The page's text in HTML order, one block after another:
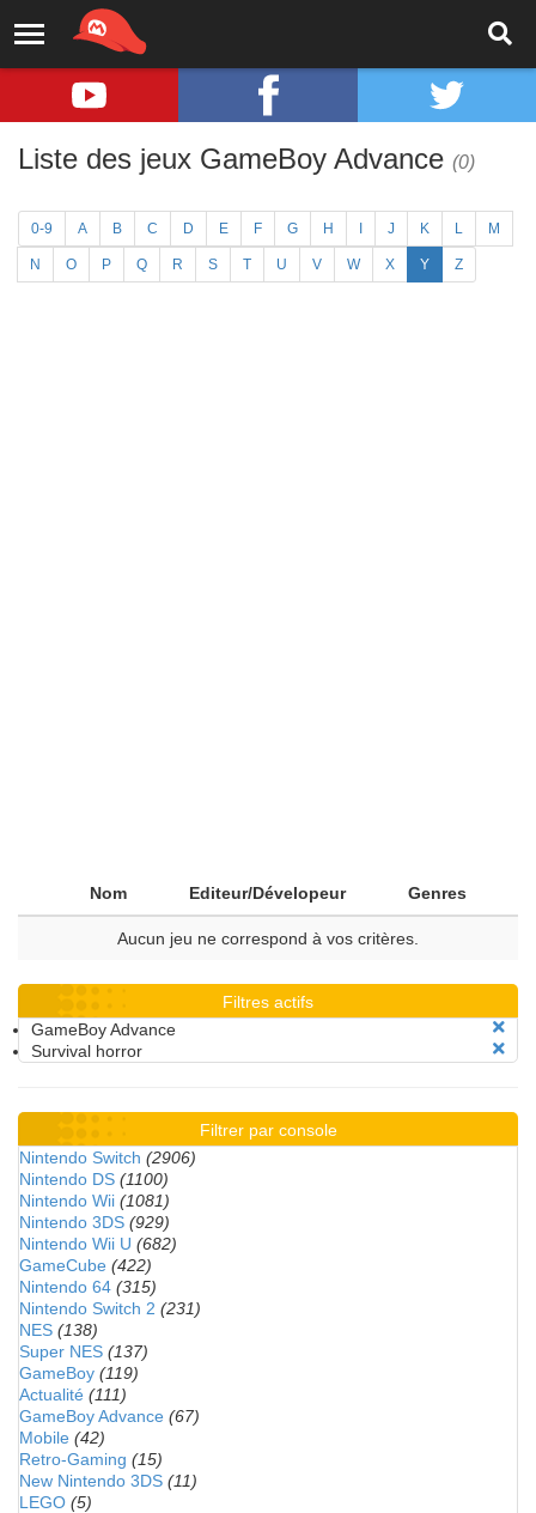
Liste des jeux GameBoy Advance (0)
0-9 A B C D E F G H J K L M
N O P Q R S T U V W X Y Z
Nom Editeur/Dévelopeur Genres
Aucun jeu ne correspond à vos critères.
Filtres actifs
GameBoy Advance
Survival horror
Filtrer par console
Nintendo Switch (2906)
Nintendo DS (1100)
Nintendo Wii (1081)
Nintendo 3DS (929)
Nintendo Wii U (682)
GameCube (422)
Nintendo 64 (315)
Nintendo Switch 2 (231)
NES (138)
Super NES (137)
GameBoy (119)
Actualité (111)
GameBoy Advance (67)
Mobile (42)
Retro-Gaming (15)
New Nintendo 3DS (11)
LEGO (5)